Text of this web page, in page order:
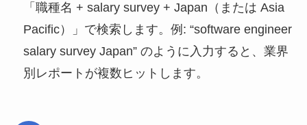
「職種名 + salary survey + Japan（または Asia
Pacific）」で検索します。例: “software engineer
salary survey Japan” のように入力すると、業界
別レポートが複数ヒットします。